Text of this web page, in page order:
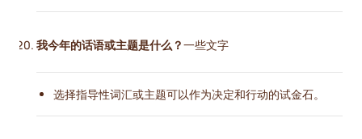
我今年的话语或主题是什么？一些文字
选择指导性词汇或主题可以作为决定和行动的试金石。